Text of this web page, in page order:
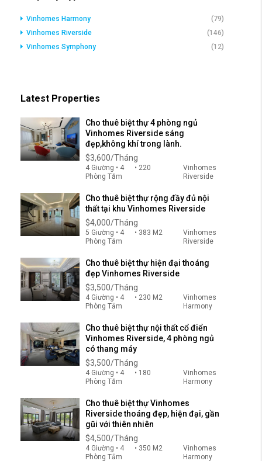
Vinhomes Harmony
(79)
Vinhomes Riverside
(146)
Vinhomes Symphony
(12)
Latest Properties
Cho thuê biệt thự 4 phòng ngủ
Vinhomes Riverside sáng
đẹp,không khí trong lành.
$3,600/Tháng
4 Giường • 4
Phòng Tắm
• 220
Vinhomes
Riverside
Cho thuê biệt thự rộng đầy đủ nội
thất tại khu Vinhomes Riverside
$4,000/Tháng
5 Giường • 4
Phòng Tắm
• 383 M2
Vinhomes
Riverside
Cho thuê biệt thự hiện đại thoáng
đẹp Vinhomes Riverside
$3,500/Tháng
4 Giường • 4
Phòng Tắm
• 230 M2
Vinhomes
Harmony
Cho thuê biệt thự nội thất cổ điển
Vinhomes Riverside, 4 phòng ngủ
có thang máy
$3,500/Tháng
4 Giường • 4
Phòng Tắm
• 180
Vinhomes
Harmony
Cho thuê biệt thự Vinhomes
Riverside thoáng đẹp, hiện đại, gần
gũi với thiên nhiên
$4,500/Tháng
4 Giường • 4
Phòng Tắm
• 350 M2
Vinhomes
Harmony